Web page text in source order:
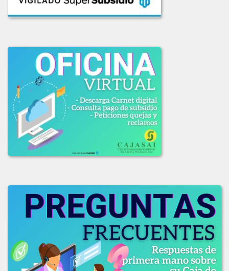
LICITACION_004-2020.pdf
LICITACION_OFERTAS_001-2020.PDF
LICITACION_OFERTAS_002_2020.pdf
2019
ADJUDICACION_LICITACION_001-2019.pdf
COMUNICADO_ADJUDICACION_LIC_003-2019.pdf
COMUNICADO_LIC_002_2019.pdf
INFO_EVALUACION_COMITE_COMPRAS_LIC_002-2019.pdf
INFO_EVAL_COMITE_COMPRAS_LIC_001_2019.pdf
LICITACION_DE_OFEERAS_001-2019.pdf
LICITACION_DE_OFERTAS_002-2019.pdf